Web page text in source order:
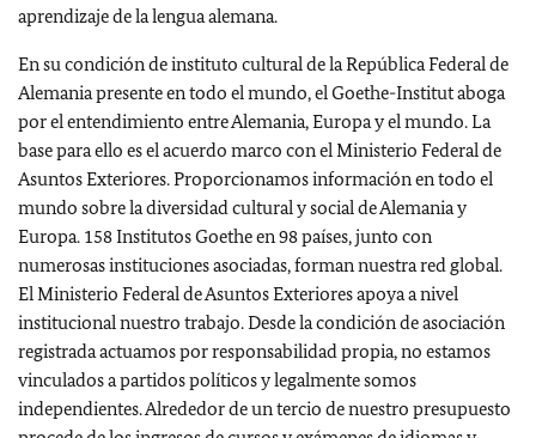
aprendizaje de la lengua alemana.
En su condición de instituto cultural de la República Federal de
Alemania presente en todo el mundo, el Goethe-Institut aboga
por el entendimiento entre Alemania, Europa y el mundo. La
base para ello es el acuerdo marco con el Ministerio Federal de
Asuntos Exteriores. Proporcionamos información en todo el
mundo sobre la diversidad cultural y social de Alemania y
Europa. 158 Institutos Goethe en 98 países, junto con
numerosas instituciones asociadas, forman nuestra red global.
El Ministerio Federal de Asuntos Exteriores apoya a nivel
institucional nuestro trabajo. Desde la condición de asociación
registrada actuamos por responsabilidad propia, no estamos
vinculados a partidos políticos y legalmente somos
independientes. Alrededor de un tercio de nuestro presupuesto